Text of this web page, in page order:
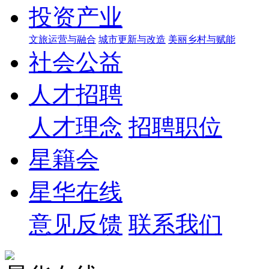
投资产业
文旅运营与融合 城市更新与改造 美丽乡村与赋能
社会公益
人才招聘
人才理念 招聘职位
星籍会
星华在线
意见反馈 联系我们